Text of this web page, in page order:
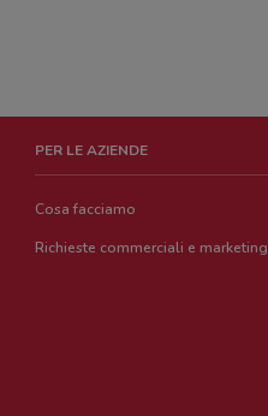
PER LE AZIENDE
Cosa facciamo
Richieste commerciali e marketing